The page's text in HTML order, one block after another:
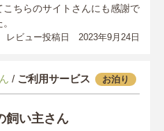
ちらのサイトさんにも感謝で
レビュー投稿日 2023年9月24日
/ ご利用サービス お泊り
飼い主さん